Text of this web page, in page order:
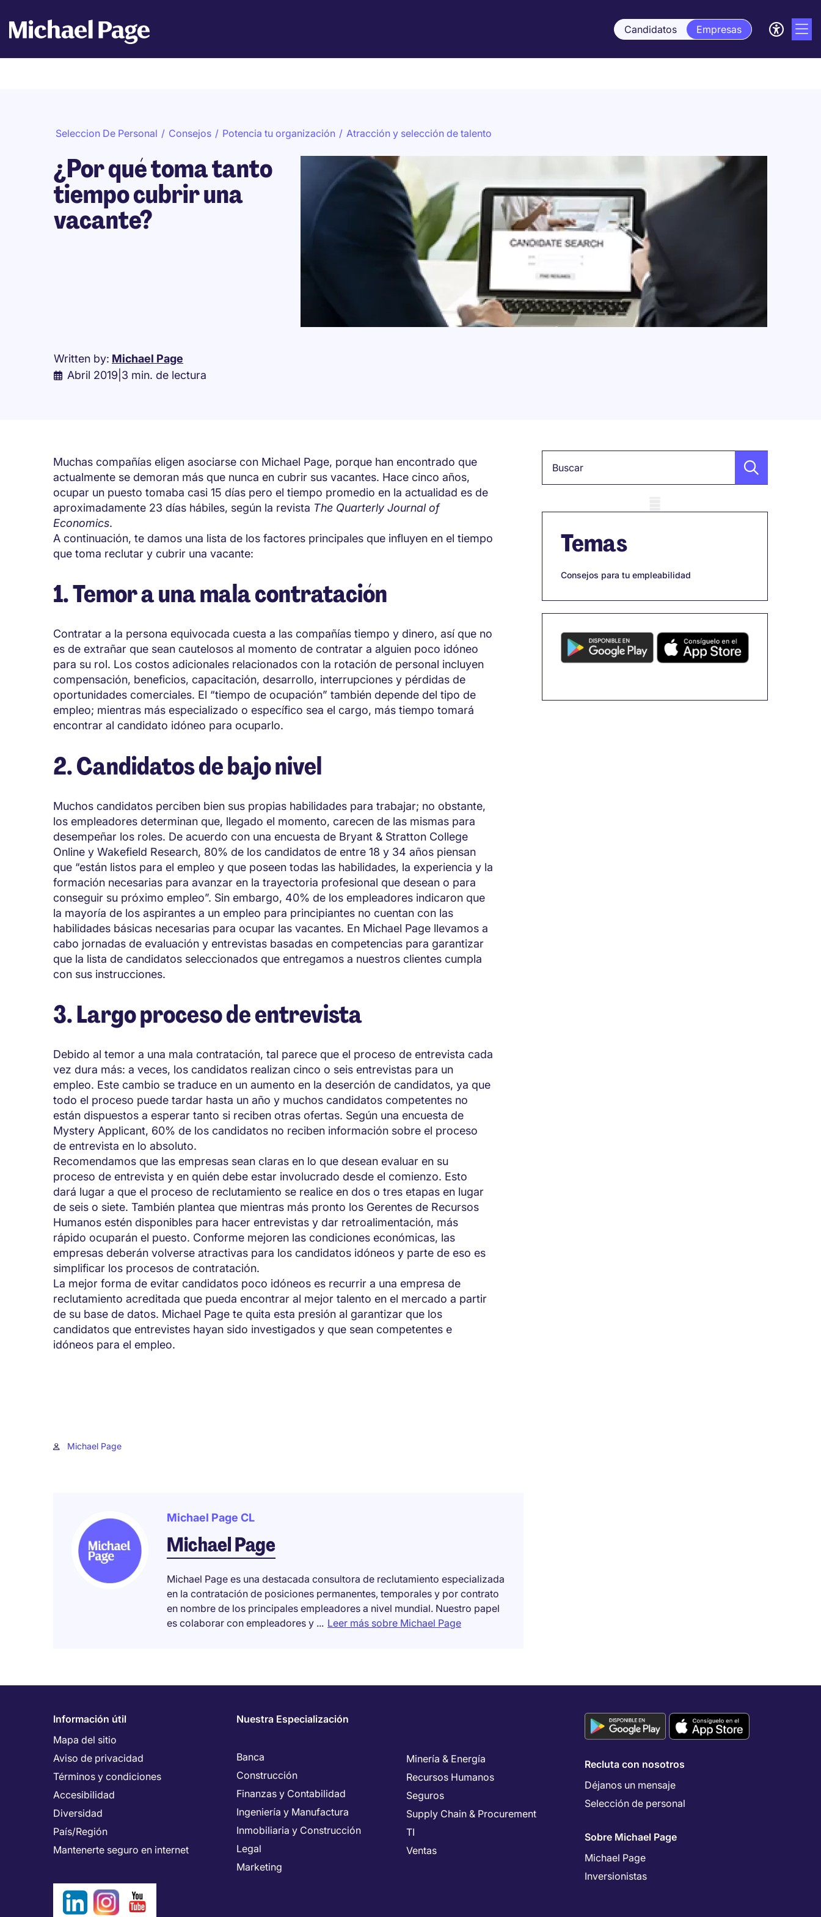
Candidatos Empresas
Seleccion De Personal / Consejos / Potencia tu organización / Atracción y selección de talento
¿Por qué toma tanto
tiempo cubrir una
vacante?
Written by: Michael Page
Abril 2019 3 min. de lectura
Muchas compañías eligen asociarse con Michael Page, porque han encontrado que
actualmente se demoran más que nunca en cubrir sus vacantes. Hace cinco años,
ocupar un puesto tomaba casi 15 días pero el tiempo promedio en la actualidad es de
aproximadamente 23 días hábiles, según la revista The Quarterly Journal of
Economics.
A continuación, te damos una lista de los factores principales que influyen en el tiempo
que toma reclutar y cubrir una vacante:
1. Temor a una mala contratación
Contratar a la persona equivocada cuesta a las compañías tiempo y dinero, así que no
es de extrañar que sean cautelosos al momento de contratar a alguien poco idóneo
para su rol. Los costos adicionales relacionados con la rotación de personal incluyen
compensación, beneficios, capacitación, desarrollo, interrupciones y pérdidas de
oportunidades comerciales. El “tiempo de ocupación” también depende del tipo de
empleo; mientras más especializado o específico sea el cargo, más tiempo tomará
encontrar al candidato idóneo para ocuparlo.
2. Candidatos de bajo nivel
Muchos candidatos perciben bien sus propias habilidades para trabajar; no obstante,
los empleadores determinan que, llegado el momento, carecen de las mismas para
desempeñar los roles. De acuerdo con una encuesta de Bryant & Stratton College
Online y Wakefield Research, 80% de los candidatos de entre 18 y 34 años piensan
que “están listos para el empleo y que poseen todas las habilidades, la experiencia y la
formación necesarias para avanzar en la trayectoria profesional que desean o para
conseguir su próximo empleo”. Sin embargo, 40% de los empleadores indicaron que
la mayoría de los aspirantes a un empleo para principiantes no cuentan con las
habilidades básicas necesarias para ocupar las vacantes. En Michael Page llevamos a
cabo jornadas de evaluación y entrevistas basadas en competencias para garantizar
que la lista de candidatos seleccionados que entregamos a nuestros clientes cumpla
con sus instrucciones.
3. Largo proceso de entrevista
Debido al temor a una mala contratación, tal parece que el proceso de entrevista cada
vez dura más: a veces, los candidatos realizan cinco o seis entrevistas para un
empleo. Este cambio se traduce en un aumento en la deserción de candidatos, ya que
todo el proceso puede tardar hasta un año y muchos candidatos competentes no
están dispuestos a esperar tanto si reciben otras ofertas. Según una encuesta de
Mystery Applicant, 60% de los candidatos no reciben información sobre el proceso
de entrevista en lo absoluto.
Recomendamos que las empresas sean claras en lo que desean evaluar en su
proceso de entrevista y en quién debe estar involucrado desde el comienzo. Esto
dará lugar a que el proceso de reclutamiento se realice en dos o tres etapas en lugar
de seis o siete. También plantea que mientras más pronto los Gerentes de Recursos
Humanos estén disponibles para hacer entrevistas y dar retroalimentación, más
rápido ocuparán el puesto. Conforme mejoren las condiciones económicas, las
empresas deberán volverse atractivas para los candidatos idóneos y parte de eso es
simplificar los procesos de contratación.
La mejor forma de evitar candidatos poco idóneos es recurrir a una empresa de
reclutamiento acreditada que pueda encontrar al mejor talento en el mercado a partir
de su base de datos. Michael Page te quita esta presión al garantizar que los
candidatos que entrevistes hayan sido investigados y que sean competentes e
idóneos para el empleo.
Michael Page
Temas
Consejos para tu empleabilidad
Michael Page CL
Michael Page
Michael Page es una destacada consultora de reclutamiento especializada
en la contratación de posiciones permanentes, temporales y por contrato
en nombre de los principales empleadores a nivel mundial. Nuestro papel
es colaborar con empleadores y ... Leer más sobre Michael Page
Información útil
Mapa del sitio
Aviso de privacidad
Términos y condiciones
Accesibilidad
Diversidad
País/Región
Mantenerte seguro en internet
Nuestra Especialización
Banca
Construcción
Finanzas y Contabilidad
Ingeniería y Manufactura
Inmobiliaria y Construcción
Legal
Marketing
Minería & Energía
Recursos Humanos
Seguros
Supply Chain & Procurement
TI
Ventas
Recluta con nosotros
Déjanos un mensaje
Selección de personal
Sobre Michael Page
Michael Page
Inversionistas